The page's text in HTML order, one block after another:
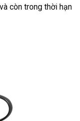
còn trong thời hạn